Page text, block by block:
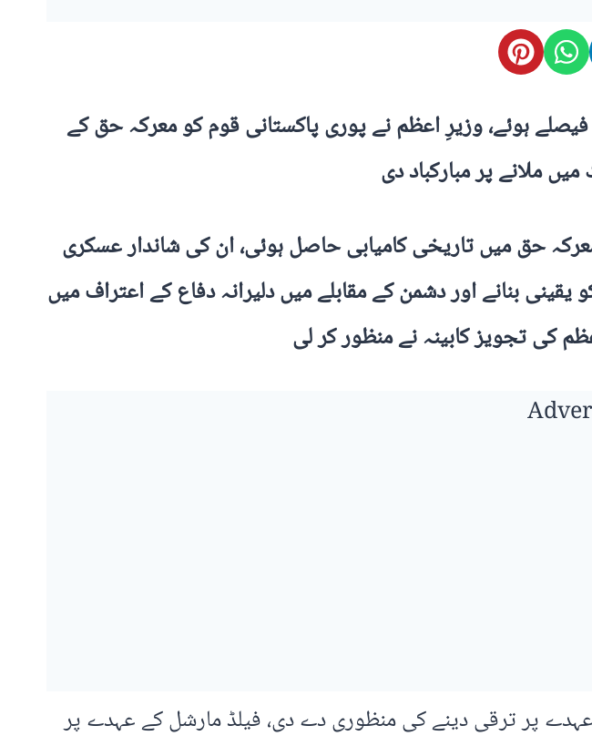
ہوئے، وزیرِ اعظم نے پوری پاکستانی قوم کو معرکہ حق کے
ملانے پر مبارکباد دی
حق میں تاریخی کامیابی حاصل ہوئی، ان کی شاندار عسکری
بنانے اور دشمن کے مقابلے میں دلیرانہ دفاع کے اعتراف میں
کی تجویز کابینہ نے منظور کر لی
پر ترقی دینے کی منظوری دے دی، فیلڈ مارشل کے عہدے پر